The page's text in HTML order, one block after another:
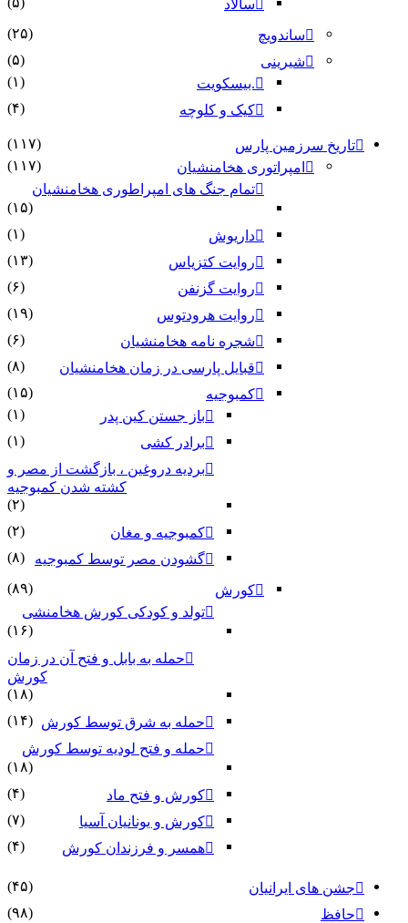
سالاد
ساندویچ
(۲۵)
شیرینی
(۵)
.بیسکویت
(۱)
کیک و کلوچه
(۴)
تاریخ سرزمین پارس
(۱۱۷)
امپراتوری هخامنشیان
(۱۱۷)
تمام جنگ های امپراطوری هخامنشیان
(۱۵)
داریوش
(۱)
روایت کتزیاس
(۱۳)
روایت گزنفن
(۶)
روایت هرودتوس
(۱۹)
شجره نامه هخامنشیان
(۶)
قبایل پارسی در زمان هخامنشیان
(۸)
کمبوجیه
(۱۵)
باز جستن کین پدر
(۱)
برادر کشی
(۱)
بردیه دروغین ، بازگشت از مصر و
کشته شدن کمبوجیه
(۲)
کمبوجیه و مغان
(۲)
گشودن مصر توسط کمبوجیه
(۸)
کورش
(۸۹)
تولد و کودکی کورش هخامنشی
(۱۶)
حمله به بابل و فتح آن در زمان
کورش
(۱۸)
حمله به شرق توسط کورش (۱۴)
حمله و فتح لودیه توسط کورش
(۱۸)
کورش و فتح ماد
(۴)
کورش و یونانیان آسیا
(۷)
همسر و فرزندان کورش
(۴)
جشن های ایرانیان
(۴۵)
حافظ
(۹۸)